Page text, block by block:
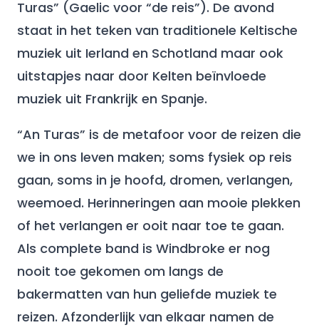
Turas” (Gaelic voor “de reis”). De avond
staat in het teken van traditionele Keltische
muziek uit Ierland en Schotland maar ook
uitstapjes naar door Kelten beïnvloede
muziek uit Frankrijk en Spanje.
“An Turas” is de metafoor voor de reizen die
we in ons leven maken; soms fysiek op reis
gaan, soms in je hoofd, dromen, verlangen,
weemoed. Herinneringen aan mooie plekken
of het verlangen er ooit naar toe te gaan.
Als complete band is Windbroke er nog
nooit toe gekomen om langs de
bakermatten van hun geliefde muziek te
reizen. Afzonderlijk van elkaar namen de